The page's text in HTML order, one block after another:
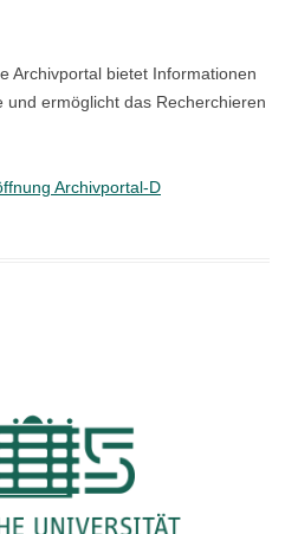
Archivportal bietet Informationen
und ermöglicht das Recherchieren
Archivportal-D